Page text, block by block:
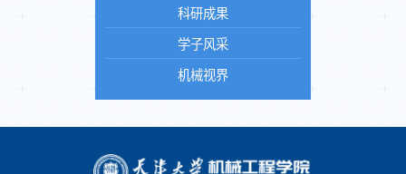
科研成果
学子风采
机械视界